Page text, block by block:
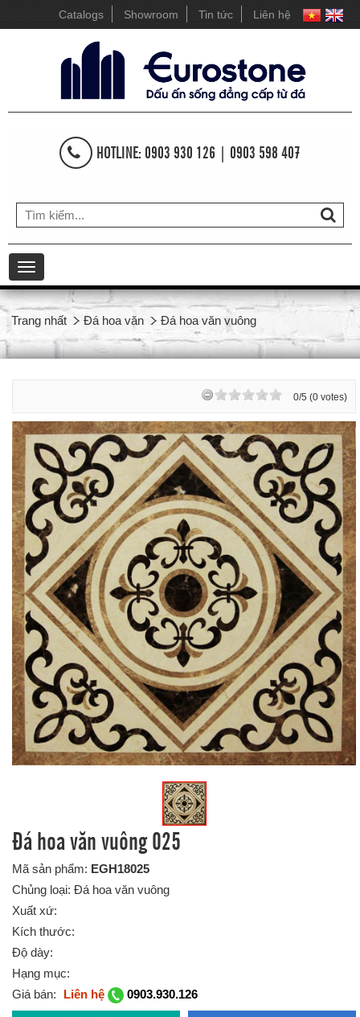
Catalogs Showroom Tin tức Liên hệ
HOTLINE: 0903 930 126 | 0903 598 407
Toggle
navigation
Trang nhất Đá hoa văn Đá hoa văn vuông
0/5 (0 votes)
Đá hoa văn vuông 025
Mã sản phẩm: EGH18025
Chủng loại: Đá hoa văn vuông
Xuất xứ:
Kích thước:
Độ dày:
Hạng mục:
Giá bán:
Liên hệ 0903.930.126